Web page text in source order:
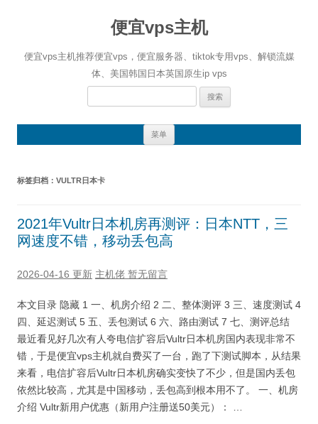
便宜vps主机
便宜vps主机推荐便宜vps，便宜服务器、tiktok专用vps、解锁流媒
体、美国韩国日本英国原生ip vps
搜
菜单
标签归档： VULTR日本卡
2021年Vultr日本机房再测评：日本NTT，三
网速度不错，移动丢包高
2026-04-16 更新 主机佬 暂无留言
本文目录 隐藏 1 一、机房介绍 2 二、整体测评 3 三、速度测试 4
四、延迟测试 5 五、丢包测试 6 六、路由测试 7 七、测评总结
最近看见好几次有人夸电信扩容后Vultr日本机房国内表现非常不
错，于是便宜vps主机就自费买了一台，跑了下测试脚本，从结果
来看，电信扩容后Vultr日本机房确实变快了不少，但是国内丢包
依然比较高，尤其是中国移动，丢包高到根本用不了。 一、机房
介绍 Vultr新用户优惠（新用户注册送50美元）： …